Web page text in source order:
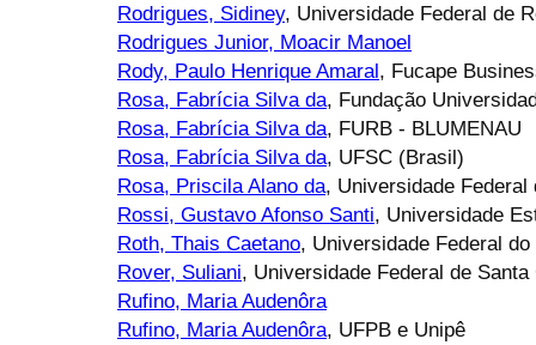
Rodrigues, Sidiney, Universidade Federal de
Rodrigues Junior, Moacir Manoel
Rody, Paulo Henrique Amaral, Fucape
Rosa, Fabrícia Silva da, Fundação
Rosa, Fabrícia Silva da, FURB - BLUMENAU
Rosa, Fabrícia Silva da, UFSC (Brasil)
Rosa, Priscila Alano da, Universidade Federal
Rossi, Gustavo Afonso Santi, Universidade
Roth, Thais Caetano, Universidade Federal do
Rover, Suliani, Universidade Federal de
Rufino, Maria Audenôra
Rufino, Maria Audenôra, UFPB e Unipê